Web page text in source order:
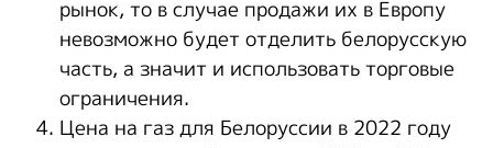
рынок, то в случае продажи их в Европу
невозможно будет отделить белорусскую
часть, а значит и использовать торговые
ограничения.
Цена на газ для Белоруссии в 2022 году